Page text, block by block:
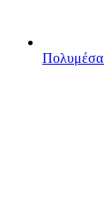
Πολυμέσα